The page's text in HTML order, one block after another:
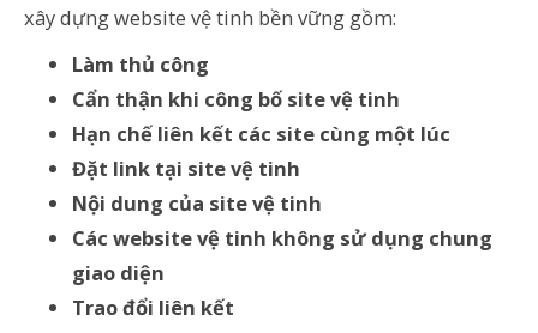
xây dựng website vệ tinh bền vững gồm:
Làm thủ công
Cẩn thận khi công bố site vệ tinh
Hạn chế liên kết các site cùng một lúc
Đặt link tại site vệ tinh
Nội dung của site vệ tinh
Các website vệ tinh không sử dụng chung
giao diện
Trao đổi liên kết